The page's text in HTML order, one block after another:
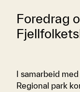
Foredrag
I samarbeid
Regional park